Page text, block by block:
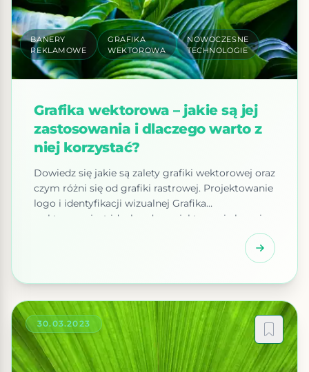
BANERY
REKLAMOWE
GRAFIKA
WEKTOROWA
NOWOCZESNE
TECHNOLOGIE
Grafika wektorowa – jakie są jej
zastosowania i dlaczego warto z
niej korzystać?
Dowiedz się jakie są zalety grafiki wektorowej oraz
czym różni się od grafiki rastrowej. Projektowanie
logo i identyfikacji wizualnej Grafika
wektorowa jest idealna do projektowania logo i
innych elementów identyfikacji wizualnej. Dzięki
30.03.2023